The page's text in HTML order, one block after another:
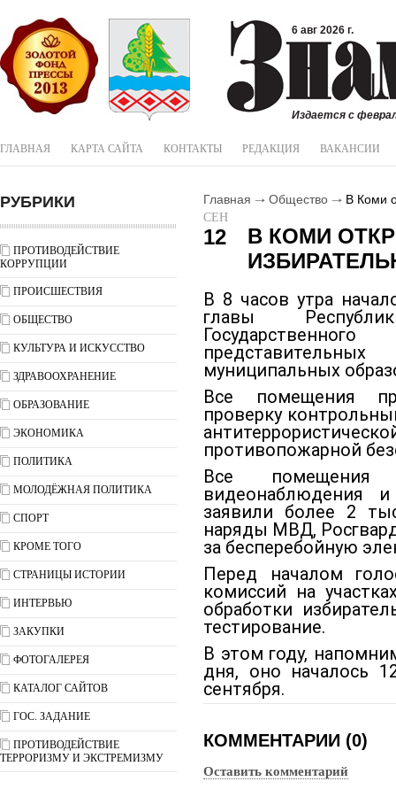
6 авг 2026 г.
Издается с
ГЛАВНАЯ КАРТА САЙТА КОНТАКТЫ РЕДАКЦИЯ ВАКАНСИИ
РУБРИКИ
ПРОТИВОДЕЙСТВИЕ
КОРРУПЦИИ
ПРОИСШЕСТВИЯ
ОБЩЕСТВО
КУЛЬТУРА И ИСКУССТВО
ЗДРАВООХРАНЕНИЕ
ОБРАЗОВАНИЕ
ЭКОНОМИКА
ПОЛИТИКА
МОЛОДЁЖНАЯ ПОЛИТИКА
СПОРТ
КРОМЕ ТОГО
СТРАНИЦЫ ИСТОРИИ
ИНТЕРВЬЮ
ЗАКУПКИ
ФОТОГАЛЕРЕЯ
КАТАЛОГ САЙТОВ
ГОС. ЗАДАНИЕ
ПРОТИВОДЕЙСТВИЕ
ТЕРРОРИЗМУ И ЭКСТРЕМИЗМУ
Главная Общество
В Коми
СЕН
12
В КОМИ
В 8 часов утра
главы
муниципальных
Все помещения
проверку
противопожарной
Все помещения
видеонаблюдения
заявили более 2
наряды МВД,
за бесперебойную
Перед началом
комиссий на
обработки
тестирование.
В этом году,
дня, оно началось
сентября.
КОММЕНТАРИИ (0)
Оставить комментарий